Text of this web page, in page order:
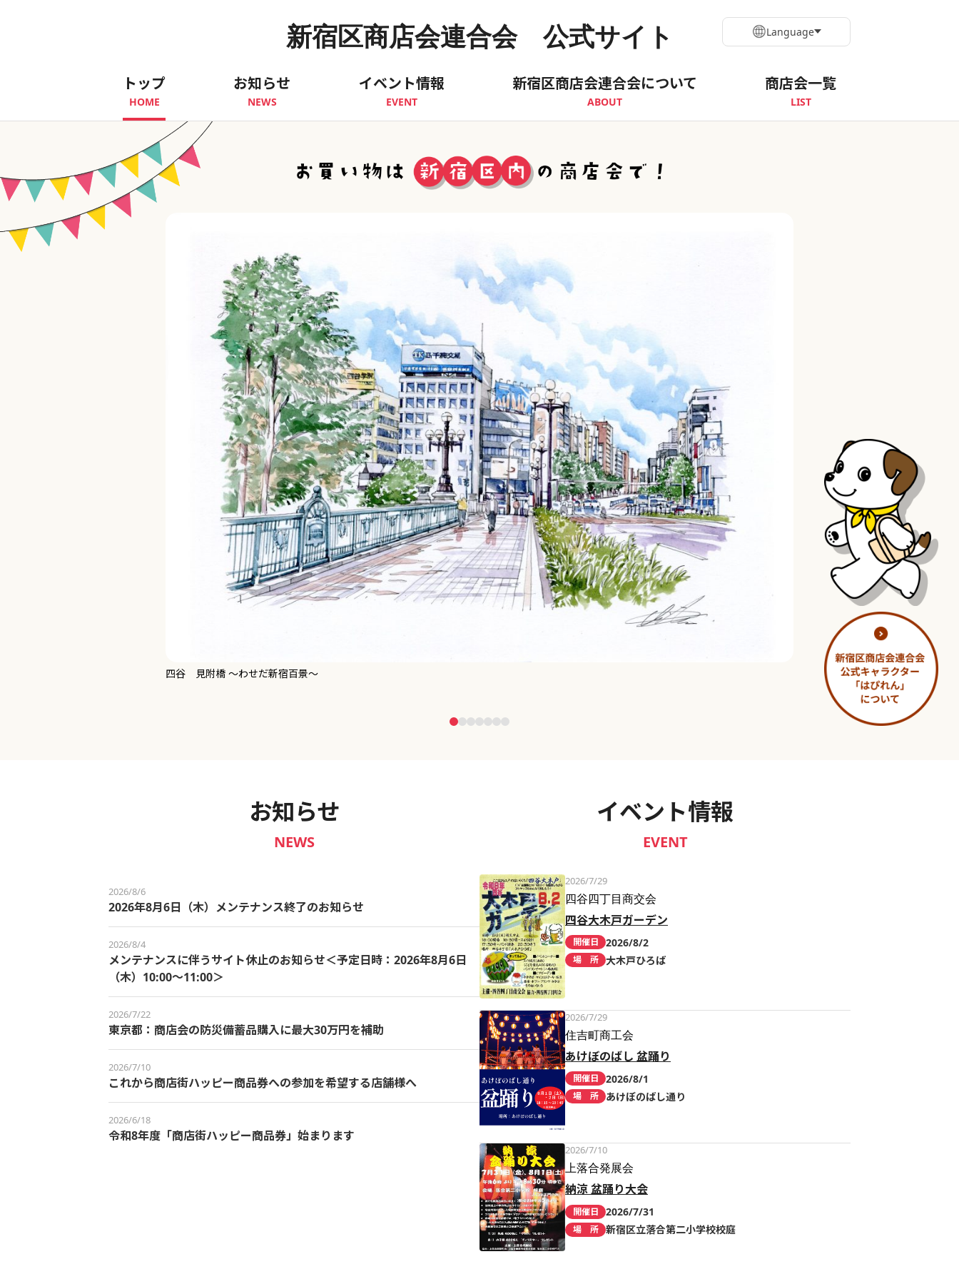
新宿区商店会連合会 公式サイト
トップ
HOME
お知らせ
NEWS
イベント情報
EVENT
新宿区商店会連合会について
ABOUT
商店会一覧
LIST
Language
淀橋市場 ～わせだ新宿百景～
お知らせ
NEWS
2026/8/6
2026年8月6日（木）メンテナンス終了のお知らせ
2026/8/4
メンテナンスに伴うサイト休止のお知らせ＜予定日時：2026年8月6日
（木）10:00～11:00＞
2026/7/22
東京都：商店会の防災備蓄品購入に最大30万円を補助
2026/7/10
これから商店街ハッピー商品券への参加を希望する店舗様へ
2026/6/18
令和8年度「商店街ハッピー商品券」始まります
イベント情報
EVENT
2026/7/29
四谷四丁目商交会
四谷大木戸ガーデン
開催日 2026/8/2
場 所 大木戸ひろば
2026/7/29
住吉町商工会
あけぼのばし 盆踊り
開催日 2026/8/1
場 所 あけぼのばし通り
2026/7/10
上落合発展会
納涼 盆踊り大会
開催日 2026/7/31
場 所 新宿区立落合第二小学校校庭